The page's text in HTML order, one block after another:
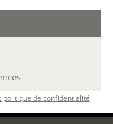
politique de confidentialité